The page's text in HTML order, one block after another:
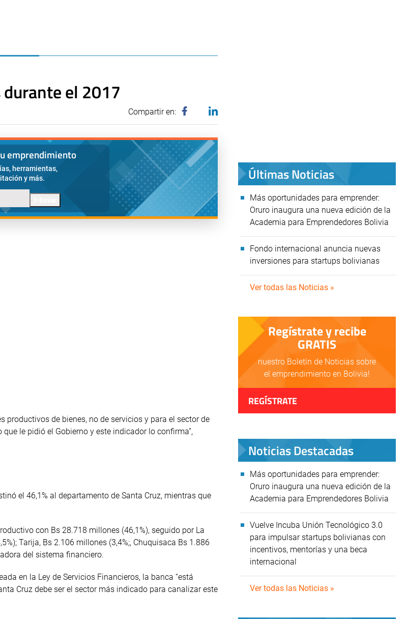
el 2017
Compartir en:
emprendimiento
herramientas,
y más.
productivos de bienes, no de servicios y para el sector de
le pidió el Gobierno y este indicador lo confirma”,
el 46,1% al departamento de Santa Cruz, mientras que
con Bs 28.718 millones (46,1%), seguido por La
Tarija, Bs 2.106 millones (3,4%;, Chuquisaca Bs 1.886
del sistema financiero.
en la Ley de Servicios Financieros, la banca “está
Cruz debe ser el sector más indicado para canalizar este
Últimas Noticias
Más oportunidades para emprender:
Oruro inaugura una nueva edición de la
Academia para Emprendedores Bolivia
Fondo internacional anuncia nuevas
inversiones para startups bolivianas
Ver todas las Noticias »
Regístrate y recibe
GRATIS
nuestro Boletín de Noticias sobre
el emprendimiento en Bolivia!
REGÍSTRATE
Noticias Destacadas
Más oportunidades para emprender:
Oruro inaugura una nueva edición de la
Academia para Emprendedores Bolivia
Vuelve Incuba Unión Tecnológico 3.0
para impulsar startups bolivianas con
incentivos, mentorías y una beca
internacional
Ver todas las Noticias »